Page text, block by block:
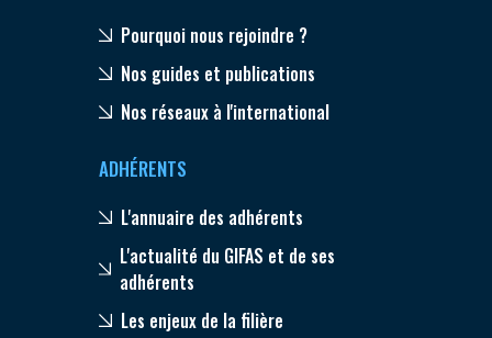
Pourquoi nous rejoindre ?
Nos guides et publications
Nos réseaux à l'international
ADHÉRENTS
L'annuaire des adhérents
L'actualité du GIFAS et de ses
adhérents
Les enjeux de la filière